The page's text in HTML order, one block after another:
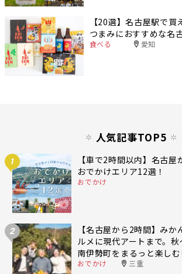
【20選】名古屋駅で
つまみにおすすめな名
食べる 愛知
人気記事TOP5
1
【車で2時間以内】名古屋
おでかけエリア12選！
おでかけ
2
【名古屋から2時間】み
ルメに現代アートまで。秋
南伊勢町をまるっと楽し
おでかけ 三重